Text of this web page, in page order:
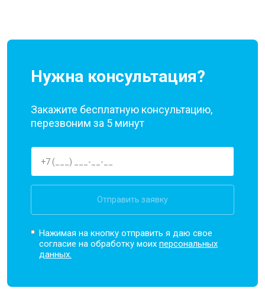
Нужна консультация?
Закажите бесплатную консультацию,
перезвоним за 5 минут
Отправить заявку
Нажимая на кнопку отправить я даю свое
согласие на обработку моихперсональных
данных.